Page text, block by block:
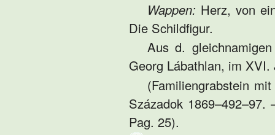
Wappen: Herz, von
Die Schildfigur.
Aus d.
Georg Lábathlan, im
(Familiengrabstein
Századok
Pag. 25).